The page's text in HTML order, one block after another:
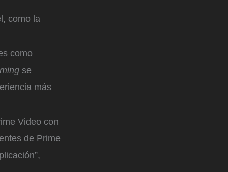
como la
como
se
más
Video con
de Prime